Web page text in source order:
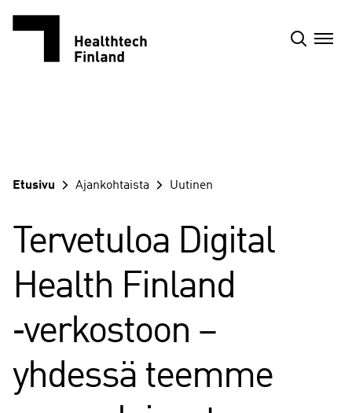
Etusivu Ajankohtaista Uutinen
Tervetuloa Digital
Health Finland
‑verkostoon –
yhdessä teemme